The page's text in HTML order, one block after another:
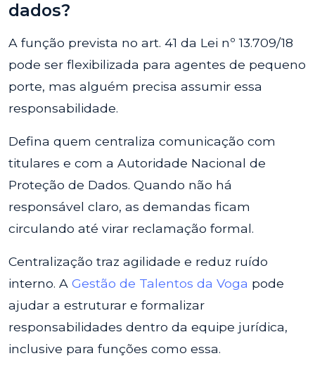
dados?
A função prevista no art. 41 da Lei nº 13.709/18
pode ser flexibilizada para agentes de pequeno
porte, mas alguém precisa assumir essa
responsabilidade.
Defina quem centraliza comunicação com
titulares e com a Autoridade Nacional de
Proteção de Dados. Quando não há
responsável claro, as demandas ficam
circulando até virar reclamação formal.
Centralização traz agilidade e reduz ruído
interno. A Gestão de Talentos da Voga pode
ajudar a estruturar e formalizar
responsabilidades dentro da equipe jurídica,
inclusive para funções como essa.